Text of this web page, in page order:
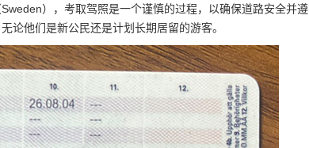
Sweden），考取驾照是一个谨慎的过程，以确保道路安全并遵
论他们是新公民还是计划长期居留的游客。